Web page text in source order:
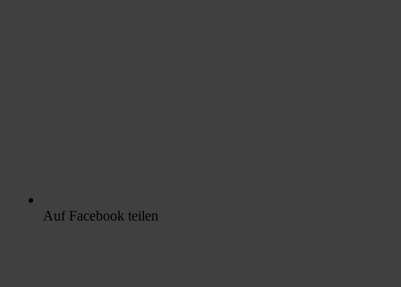
Auf Facebook teilen